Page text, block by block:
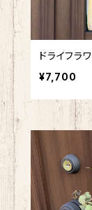
ドライフ
¥7,700